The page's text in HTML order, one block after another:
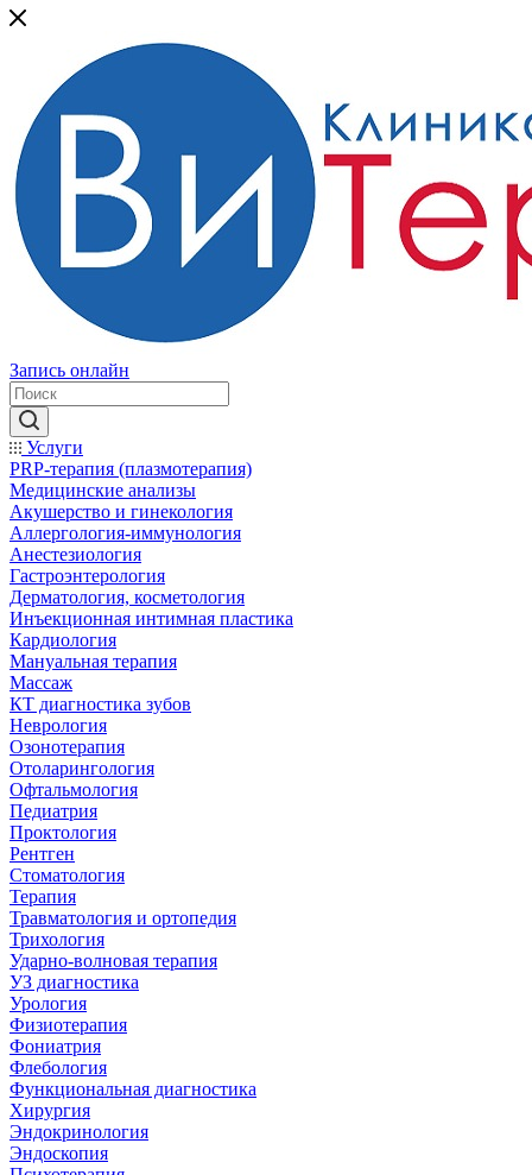
Запись онлайн
Услуги
PRP-терапия (плазмотерапия)
Медицинские анализы
Акушерство и гинекология
Аллергология-иммунология
Анестезиология
Гастроэнтерология
Дерматология, косметология
Инъекционная интимная пластика
Кардиология
Мануальная терапия
Массаж
КТ диагностика зубов
Неврология
Озонотерапия
Отоларингология
Офтальмология
Педиатрия
Проктология
Рентген
Стоматология
Терапия
Травматология и ортопедия
Трихология
Ударно-волновая терапия
УЗ диагностика
Урология
Физиотерапия
Фониатрия
Флебология
Функциональная диагностика
Хирургия
Эндокринология
Эндоскопия